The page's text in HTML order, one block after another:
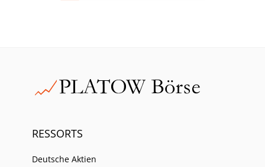
RESSORTS
Deutsche Aktien